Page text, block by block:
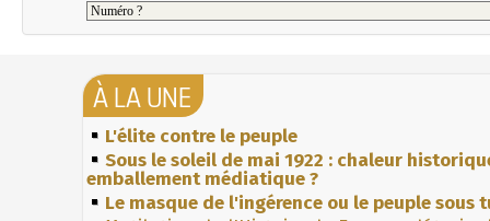
À LA UNE
L'élite contre le peuple
Sous le soleil de mai 1922 : chaleur
emballement médiatique ?
Le masque de l'ingérence ou le peuple sous